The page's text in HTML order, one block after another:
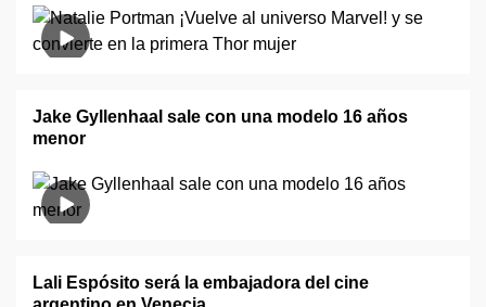
Jake Gyllenhaal sale con una modelo 16 años
menor
Lali Espósito será la embajadora del cine